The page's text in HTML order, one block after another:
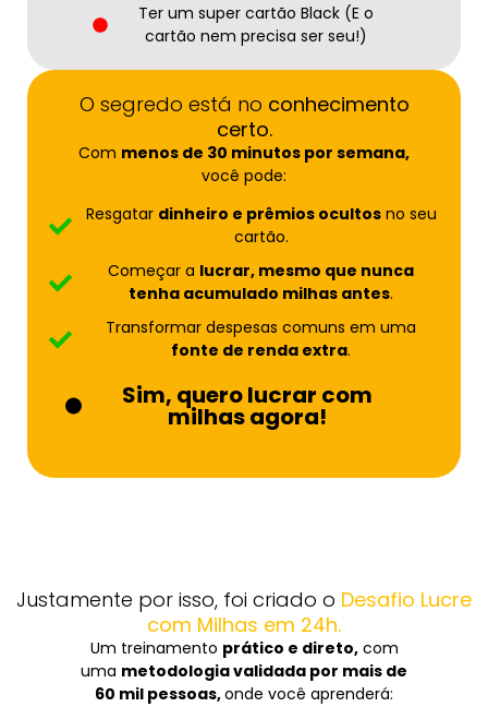
Ter um super cartão Black (E o
cartão nem precisa ser seu!)
O segredo está no conhecimento
certo.
Com menos de 30 minutos por semana,
você pode:
Resgatar dinheiro e prêmios ocultosno seu
cartão.
Começar a lucrar, mesmo que nunca
tenha acumulado milhas antes.
Transformar despesas comuns em uma
fonte de renda extra.
Sim, quero lucrar com
milhas agora!
Justamente por isso, foi criado o Desafio Lucre
com Milhas em 24h.
Um treinamento prático e direto,com
uma metodologia validada por mais de
60 mil pessoas,onde você aprenderá: